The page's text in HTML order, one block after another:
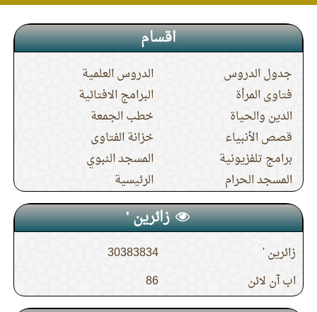
اقسام
جدول الدروس
الدروس العلمية
فتاوى المرأة
البرامج الافتائية
الدين والحياة
خطب الجمعة
قصص الأنبياء
خزانة الفتاوى
برامج تلفزيونية
المسجد النبوي
المسجد الحرام
الرئيسية
زائرین '
زائرین '
30383834
اب آن لائن
86